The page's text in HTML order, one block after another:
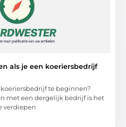
als je een koeriersbedrijf
te beginnen?
met een dergelijk bedrijf is het
verdiepen